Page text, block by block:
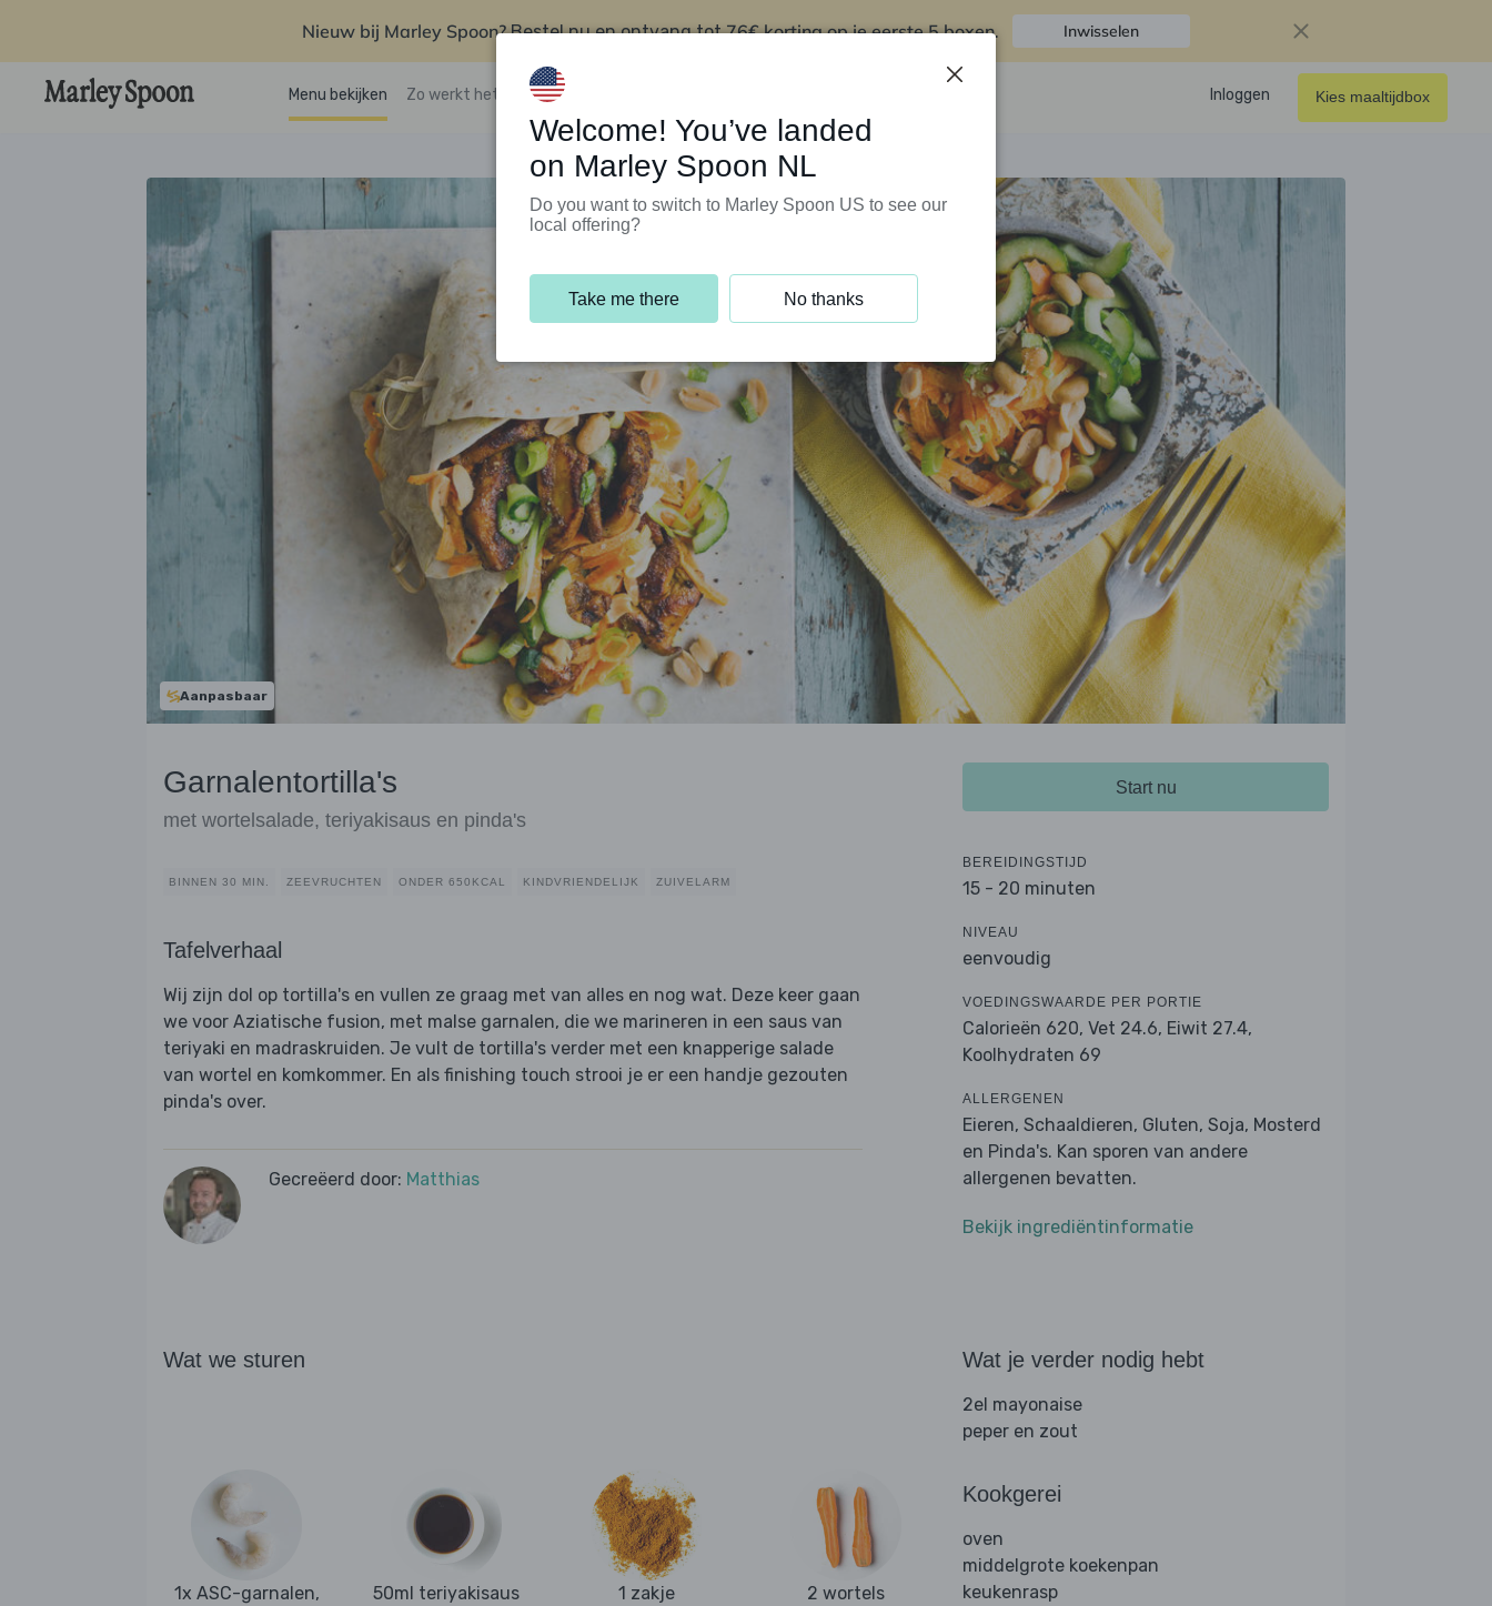
Nieuw bij Marley Spoon?Bestel nu en ontvang tot76€ korting op je eerste 5 boxen. Inwisselen
Menu bekijken Zo werkt het Klantenservice Inloggen Kies maaltijdbox
Aanpasbaar
Garnalentortilla's
met wortelsalade, teriyakisaus en pinda's
BINNEN 30 MIN. ZEEVRUCHTEN ONDER 650KCAL KINDVRIENDELIJK ZUIVELARM
Tafelverhaal
Wij zijn dol op tortilla's en vullen ze graag met van alles en nog wat. Deze keer gaan
we voor Aziatische fusion, met malse garnalen, die we marineren in een saus van
teriyaki en madraskruiden. Je vult de tortilla's verder met een knapperige salade
van wortel en komkommer. En als finishing touch strooi je er een handje gezouten
pinda's over.
Gecreëerd door: Matthias
Start nu
BEREIDINGSTIJD
15 - 20 minuten
NIVEAU
eenvoudig
VOEDINGSWAARDE PER PORTIE
Calorieën 620, Vet 24.6, Eiwit 27.4,
Koolhydraten 69
ALLERGENEN
Eieren, Schaaldieren, Gluten, Soja, Mosterd
en Pinda's. Kan sporen van andere
allergenen bevatten.
Bekijk ingrediëntinformatie
Wat we sturen
1x ASC-garnalen,
50ml teriyakisaus
1 zakje
2 wortels
Wat je verder nodig hebt
2el mayonaise
peper en zout
Kookgerei
oven
middelgrote koekenpan
keukenrasp
Welcome! You’ve landed
on Marley Spoon NL
Do you want to switch to Marley Spoon US to see our
local offering?
Take me there No thanks